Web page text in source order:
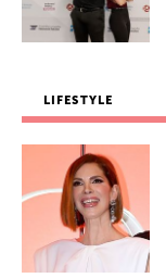
LIFESTYLE